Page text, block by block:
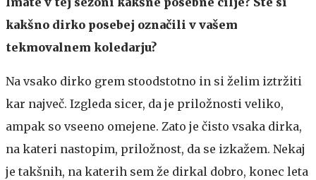
kakšno dirko posebej označili v vašem
tekmovalnem koledarju?
Na vsako dirko grem stoodstotno in si želim iztržiti
kar največ. Izgleda sicer, da je priložnosti veliko,
ampak so vseeno omejene. Zato je čisto vsaka dirka,
na kateri nastopim, priložnost, da se izkažem. Nekaj
je takšnih, na katerih sem že dirkal dobro, konec leta